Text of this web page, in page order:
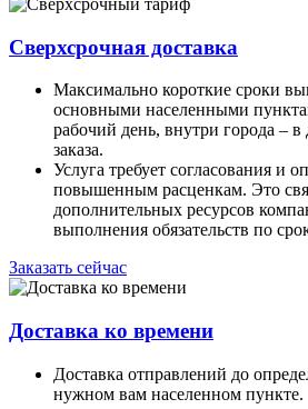
Сверхсрочная доставка
Максимально короткие сроки
основными населенными
рабочий день, внутри города –
заказа.
Услуга требует согласования и
повышенным расценкам. Это
дополнительных ресурсов
выполнения обязательств по
Заказать сейчас
Доставка ко времени
Доставка отправлений до
нужном вам населенном пункте.